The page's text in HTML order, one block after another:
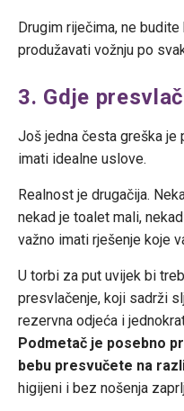
Drugim riječima, ne
produžavati vožnju po
3. Gdje
Još jedna česta greška je
imati idealne uslove.
Realnost je drugačija.
nekad je toalet mali,
važno imati rješenje koje
U torbi za put uvijek bi
presvlačenje, koji sadrži
rezervna odjeća i
Podmetač je posebno
bebu presvučete na
higijeni i bez nošenja